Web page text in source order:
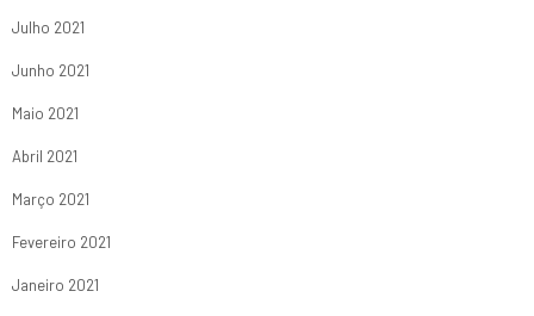
Julho 2021
Junho 2021
Maio 2021
Abril 2021
Março 2021
Fevereiro 2021
Janeiro 2021